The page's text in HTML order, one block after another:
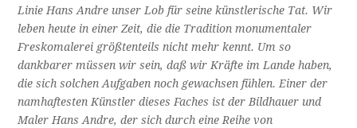
Linie Hans Andre unser Lob für seine künstlerische Tat. Wir
leben heute in einer Zeit, die die Tradition monumentaler
Freskomalerei größtenteils nicht mehr kennt. Um so
dankbarer müssen wir sein, daß wir Kräfte im Lande haben,
die sich solchen Aufgaben noch gewachsen fühlen. Einer der
namhaftesten Künstler dieses Faches ist der Bildhauer und
Maler Hans Andre, der sich durch eine Reihe von